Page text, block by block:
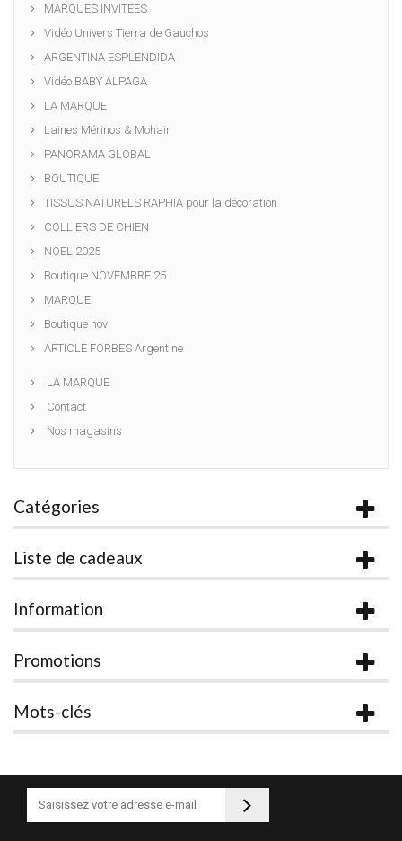
MARQUES INVITEES
Vidéo Univers Tierra de Gauchos
ARGENTINA ESPLENDIDA
Vidéo BABY ALPAGA
LA MARQUE
Laines Mérinos & Mohair
PANORAMA GLOBAL
BOUTIQUE
TISSUS NATURELS RAPHIA pour la décoration
COLLIERS DE CHIEN
NOEL 2025
Boutique NOVEMBRE 25
MARQUE
Boutique nov
ARTICLE FORBES Argentine
LA MARQUE
Contact
Nos magasins
Catégories
Liste de cadeaux
Information
Promotions
Mots-clés